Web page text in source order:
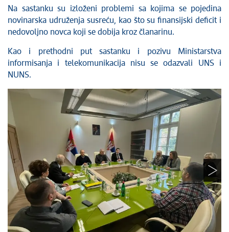
Na sastanku su izloženi problemi sa kojima se pojedina
novinarska udruženja susreću, kao što su finansijski deficit i
nedovoljno novca koji se dobija kroz članarinu.
Kao i prethodni put sastanku i pozivu Ministarstva
informisanja i telekomunikacija nisu se odazvali UNS i
NUNS.